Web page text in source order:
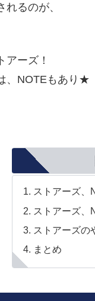
るのが、
アーズ！
、NOTEもあり★
ストアーズ、
ストアーズ、
ストアーズの
まとめ